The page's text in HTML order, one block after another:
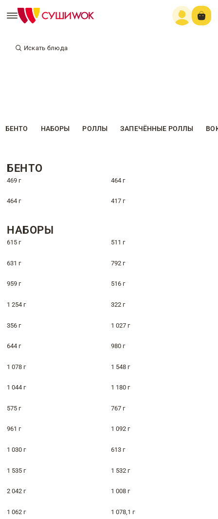
Искать блюда
БЕНТО НАБОРЫ РОЛЛЫ ЗАПЕЧЁННЫЕ РОЛЛЫ
БЕНТО
469 г 464 г
464 г 417 г
НАБОРЫ
615 г 511 г
631 г 792 г
959 г 516 г
1 254 г 322 г
356 г 1 027 г
644 г 980 г
1 078 г 1 548 г
1 044 г 1 180 г
575 г 767 г
961 г 1 092 г
1 030 г 613 г
1 535 г 1 532 г
2 042 г 1 008 г
1 062 г 1 078,1 г